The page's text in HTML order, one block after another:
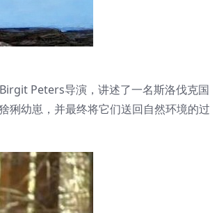
Peters导演，讲述了一名斯洛伐克国
猁幼崽，并最终将它们送回自然环境的过